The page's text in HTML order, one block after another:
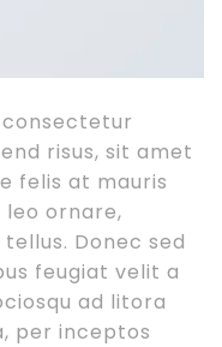
risus, sit amet
felis at mauris
leo ornare,
Donec sed
feugiat velit a
ad litora
per inceptos